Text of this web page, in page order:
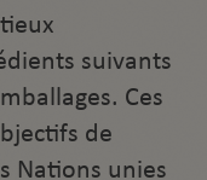
suivants
Ces
de
Nations unies